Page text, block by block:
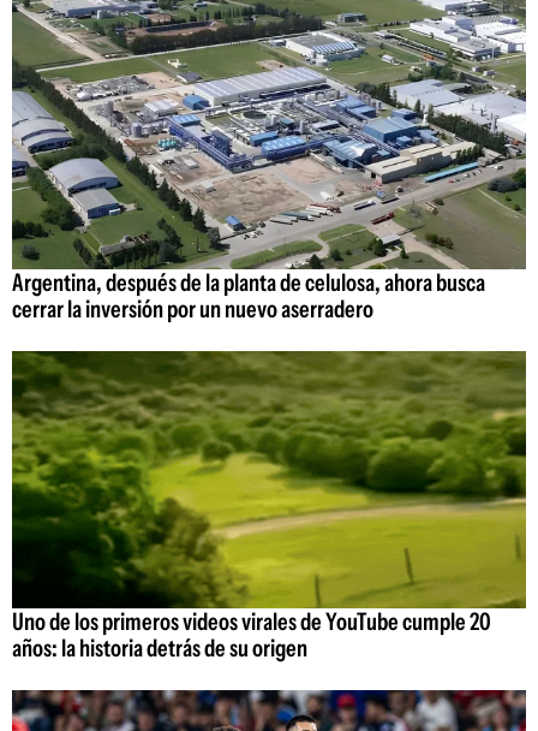
Argentina, después de la planta de celulosa, ahora busca
cerrar la inversión por un nuevo aserradero
Uno de los primeros videos virales de YouTube cumple 20
años: la historia detrás de su origen